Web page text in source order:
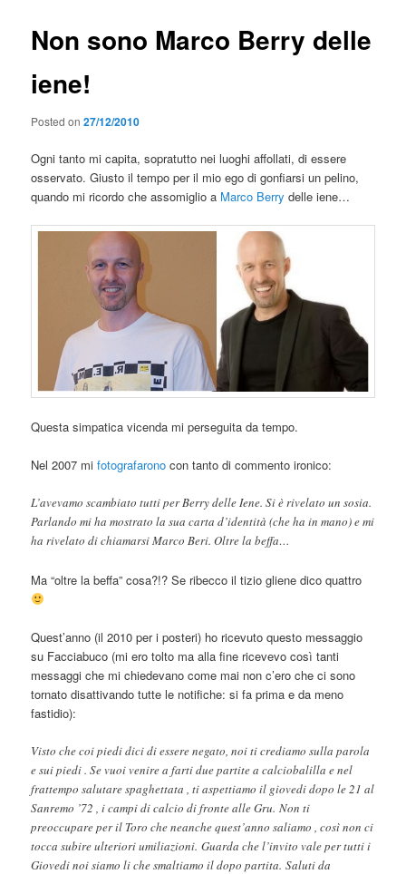
Non sono Marco Berry delle
iene!
Posted on27/12/2010
Ogni tanto mi capita, sopratutto nei luoghi affollati, di essere
osservato. Giusto il tempo per il mio ego di gonfiarsi un pelino,
quando mi ricordo che assomiglio a Marco Berry delle iene…
Questa simpatica vicenda mi perseguita da tempo.
Nel 2007 mifotografarono con tanto di commento ironico:
L’avevamo scambiato tutti per Berry delle Iene. Si è rivelato un sosia.
Parlando mi ha mostrato la sua carta d’identità (che ha in mano) e mi
ha rivelato di chiamarsi Marco Beri. Oltre la beffa…
Ma “oltre la beffa” cosa?!? Se ribecco il tizio gliene dico quattro
Quest’anno (il 2010 per i posteri) ho ricevuto questo messaggio
su Facciabuco (mi ero tolto ma alla fine ricevevo così tanti
messaggi che mi chiedevano come mai non c’ero che ci sono
tornato disattivando tutte le notifiche: si fa prima e da meno
fastidio):
Visto che coi piedi dici di essere negato, noi ti crediamo sulla parola
e sui piedi . Se vuoi venire a farti due partite a calciobalilla e nel
frattempo salutare spaghettata , ti aspettiamo il giovedi dopo le 21 al
Sanremo ’72 , i campi di calcio di fronte alle Gru. Non ti
preoccupare per il Toro che neanche quest’anno saliamo , così non ci
tocca subire ulteriori umiliazioni. Guarda che l’invito vale per tutti i
Giovedi noi siamo li che smaltiamo il dopo partita. Saluti da